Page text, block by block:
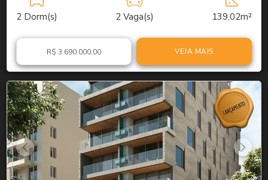
2 Dorm(s) 2 Vaga(s) 139,02m²
R$ 3.690.000,00 VEJA MAIS